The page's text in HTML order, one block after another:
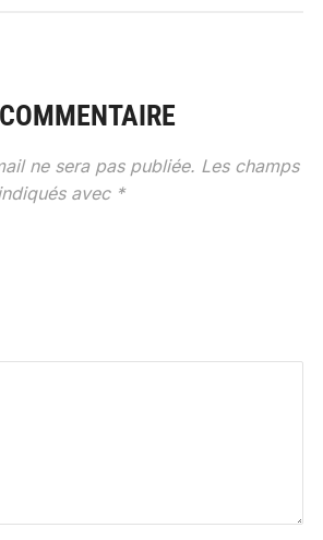
ne sera pas publiée. Les champs
avec *